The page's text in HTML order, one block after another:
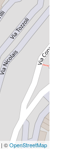
| ©OpenStreetMap